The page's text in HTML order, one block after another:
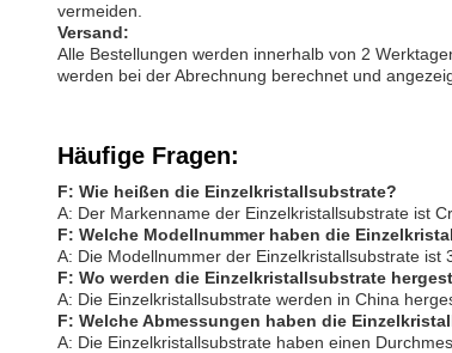
vermeiden.
Versand:
Alle Bestellungen werden innerhalb von 2
werden bei der Abrechnung berechnet und
Häufige Fragen:
F: Wie heißen die Einzelkristallsubstrate?
A: Der Markenname der Einzelkristallsubstrate ist
F: Welche Modellnummer haben die
A: Die Modellnummer der Einzelkristallsubstrate ist
F: Wo werden die Einzelkristallsubstrate
A: Die Einzelkristallsubstrate werden in China
F: Welche Abmessungen haben die
A: Die Einzelkristallsubstrate haben einen